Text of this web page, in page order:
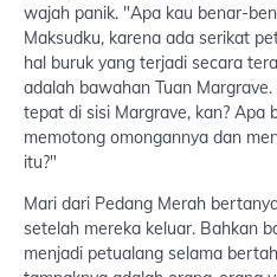
wajah panik. "Apa kau benar-
Maksudku, karena ada serikat
hal buruk yang terjadi secara
adalah bawahan Tuan
tepat di sisi Margrave, kan? Apa
memotong omongannya dan
itu?"
Mari dari Pedang Merah
setelah mereka keluar. Bahkan
menjadi petualang selama